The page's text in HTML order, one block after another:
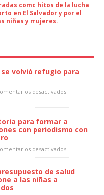
como hitos de la lucha
en El Salvador y por el
niñas y mujeres.
volvió refugio para
desactivados
para formar a
con periodismo con
desactivados
de salud
a las niñas a